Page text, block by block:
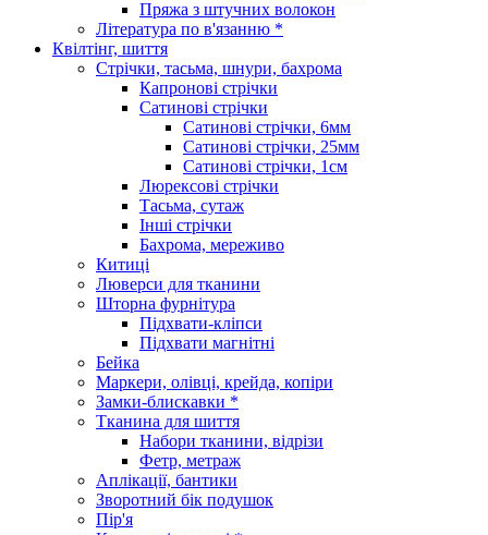
Пряжа з штучних волокон
Література по в'язанню *
Квілтінг, шиття
Стрічки, тасьма, шнури, бахрома
Капронові стрічки
Сатинові стрічки
Сатинові стрічки, 6мм
Сатинові стрічки, 25мм
Сатинові стрічки, 1см
Люрексові стрічки
Тасьма, сутаж
Інші стрічки
Бахрома, мереживо
Китиці
Люверси для тканини
Шторна фурнітура
Підхвати-кліпси
Підхвати магнітні
Бейка
Маркери, олівці, крейда, копіри
Замки-блискавки *
Тканина для шиття
Набори тканини, відрізи
Фетр, метраж
Аплікації, бантики
Зворотний бік подушок
Пір'я